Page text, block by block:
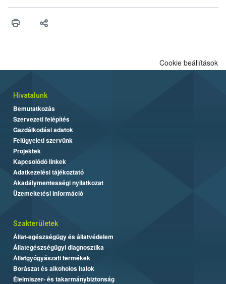
higiéniai szabályok betartása, a megfelelő hőkezelés, valamint a
biztonsági Hivatal (Nébih) Oktatási Programja összegyűjtötte a
Cookie beállítások
Hivatalunk
Bemutatkozás
Szervezeti felépítés
Gazdálkodási adatok
Felügyeleti szervünk
Projektek
Kapcsolódó linkek
Adatkezelési tájékoztató
Akadálymentességi nyilatkozat
Üzemeltetési információ
Szakterületek
Állat-egészségügy és állatvédelem
Állategészségügyi diagnosztika
Állatgyógyászati termékek
Borászat és alkoholos italok
Élelmiszer- és takarmánybiztonság